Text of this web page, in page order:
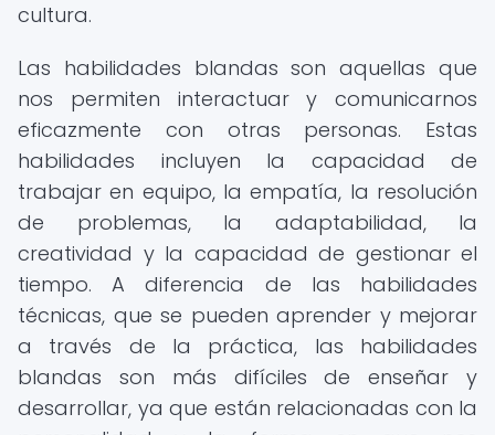
cultura.
Las habilidades blandas son aquellas que
nos permiten interactuar y comunicarnos
eficazmente con otras personas. Estas
habilidades incluyen la capacidad de
trabajar en equipo, la empatía, la resolución
de problemas, la adaptabilidad, la
creatividad y la capacidad de gestionar el
tiempo. A diferencia de las habilidades
técnicas, que se pueden aprender y mejorar
a través de la práctica, las habilidades
blandas son más difíciles de enseñar y
desarrollar, ya que están relacionadas con la